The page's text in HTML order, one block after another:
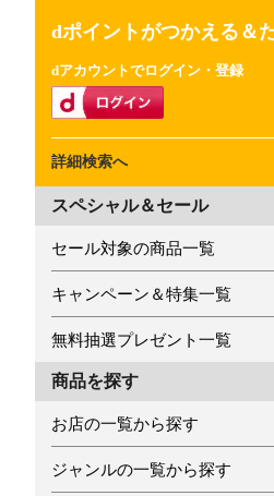
dポイントがつかえる＆
dアカウントでログイン・登録
詳細検索へ
スペシャル＆セール
セール対象の商品一覧
キャンペーン＆特集一覧
無料抽選プレゼント一覧
商品を探す
お店の一覧から探す
ジャンルの一覧から探す